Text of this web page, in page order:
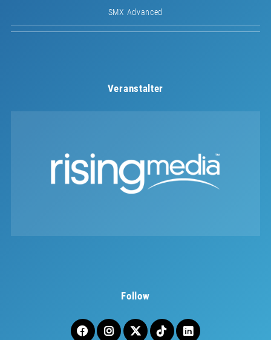
SMX Advanced
Veranstalter
Follow